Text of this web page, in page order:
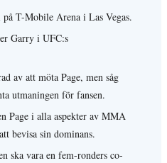
T-Mobile Arena i Las Vegas.
Garry i UFC:s
av att möta Page, men såg
utmaningen för fansen.
Page i alla aspekter av MMA
bevisa sin dominans.
ska vara en fem-ronders co-